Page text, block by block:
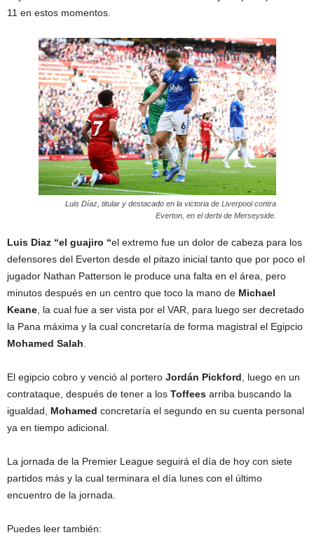
11 en estos momentos.
Luis Díaz, titular y destacado en la victoria de Liverpool contra
Everton, en el derbi de Merseyside.
Luis Diaz “el guajiro “el extremo fue un dolor de cabeza para los
defensores del Everton desde el pitazo inicial tanto que por poco el
jugador Nathan Patterson le produce una falta en el área, pero
minutos después en un centro que toco la mano de Michael
Keane , la cual fue a ser vista por el VAR, para luego ser decretado
la Pana máxima y la cual concretaría de forma magistral el Egipcio
Mohamed Salah
El egipcio cobro y venció al portero Jordán Pickford , luego en un
contrataque, después de tener a los Toffees arriba buscando la
igualdad, Mohamed concretaría el segundo en su cuenta personal
ya en tiempo adicional.
La jornada de la Premier League seguirá el día de hoy con siete
partidos más y la cual terminara el día lunes con el último
encuentro de la jornada.
Puedes leer también: